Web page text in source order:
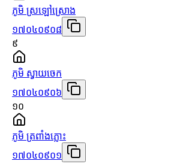
ភូមិ ស្រឡៅស្រោង
១៧០៤០៩០៨
៩
ភូមិ ស្វាយចេក
១៧០៤០៩០៦
១០
ភូមិ ត្រពាំងភ្លោះ
១៧០៤០៩០១